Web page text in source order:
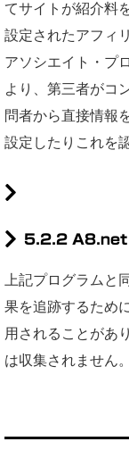
てサイトが紹介料
設定されたアフィ
アソシエイト・プ
より、第三者がコ
問者から直接情報
設定したりこれを
5.2.2 A8.net
上記プログラムと
果を追跡するため
用されることがあ
は収集されません。